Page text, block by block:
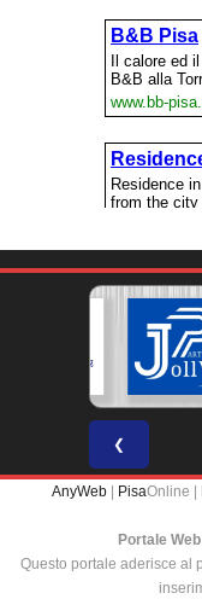
❮
AnyWeb | PisaOnline |
Portale
Questo portale aderisce al